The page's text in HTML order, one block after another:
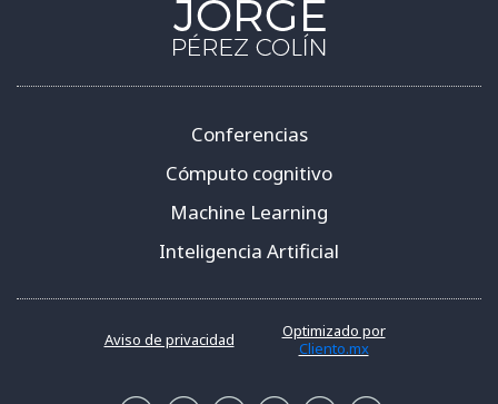
Conferencias
Cómputo cognitivo
Machine Learning
Inteligencia Artificial
Aviso de privacidad
Optimizado por
Cliento.mx